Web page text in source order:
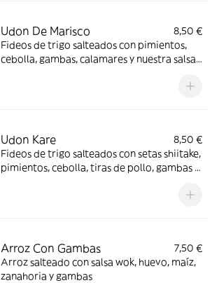
Udon De Marisco
8,50 €
Fideos de trigo salteados con pimientos,
cebolla, gambas, calamares y nuestra salsa
Udon Kare
8,50 €
Fideos de trigo salteados con setas shiitake,
pimientos, cebolla, tiras de pollo, gambas y
Arroz Con Gambas
7,50 €
Arroz salteado con salsa wok, huevo, maíz,
zanahoria y gambas